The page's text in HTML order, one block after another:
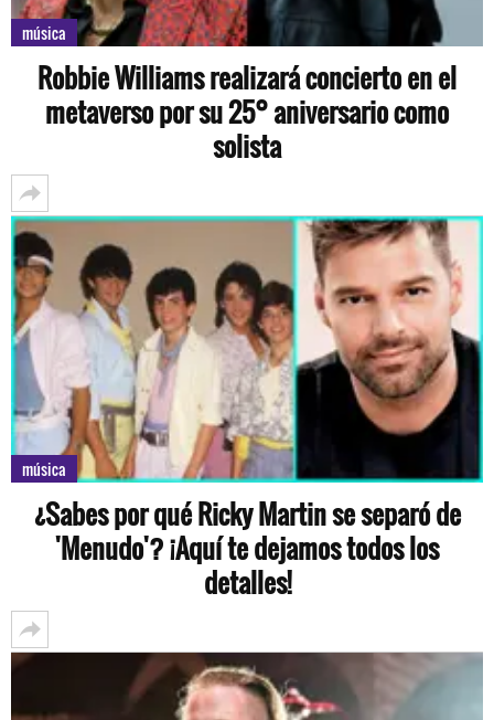
música
Robbie Williams realizará concierto en el
metaverso por su 25° aniversario como
solista
música
¿Sabes por qué Ricky Martin se separó de
'Menudo'? ¡Aquí te dejamos todos los
detalles!